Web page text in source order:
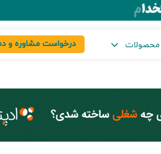
محصولات درخواست مشاوره و